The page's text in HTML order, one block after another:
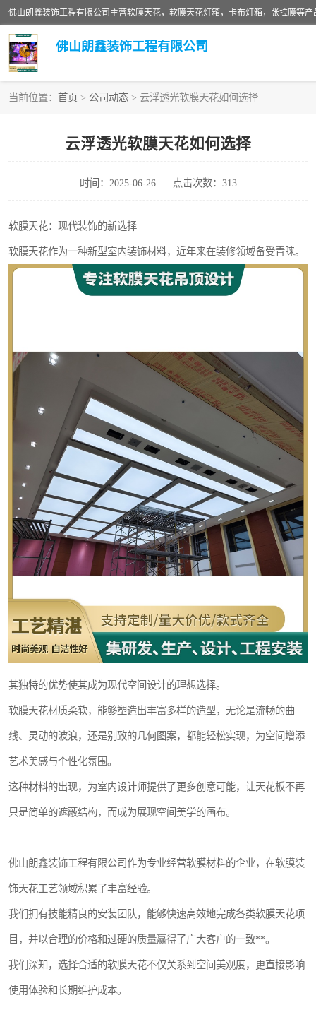
佛山朗鑫装饰工程有限公司
当前位置： 首页 > 公司动态 > 云浮透光软膜天花如何选择
云浮透光软膜天花如何选择
时间：2025-06-26 点击次数：313
软膜天花：现代装饰的新选择
软膜天花作为一种新型室内装饰材料，近年来在装修领域备受青睐。
其独特的优势使其成为现代空间设计的理想选择。
软膜天花材质柔软，能够塑造出丰富多样的造型，无论是流畅的曲
线、灵动的波浪，还是别致的几何图案，都能轻松实现，为空间增添
艺术美感与个性化氛围。
这种材料的出现，为室内设计师提供了更多创意可能，让天花板不再
只是简单的遮蔽结构，而成为展现空间美学的画布。
佛山朗鑫装饰工程有限公司作为专业经营软膜材料的企业，在软膜装
饰天花工艺领域积累了丰富经验。
我们拥有技能精良的安装团队，能够快速高效地完成各类软膜天花项
目，并以合理的价格和过硬的质量赢得了广大客户的一致**。
我们深知，选择合适的软膜天花不仅关系到空间美观度，更直接影响
使用体验和长期维护成本。